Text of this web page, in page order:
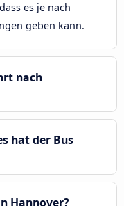
es je nach
geben kann.
nach
hat der Bus
Hannover?